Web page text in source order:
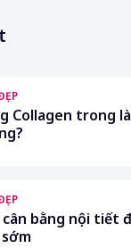
Collagen trong
cân bằng nội tiết